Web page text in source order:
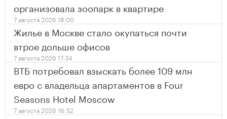
организовала зоопарк в квартире
7 августа 2026 18:00
Жилье в Москве стало окупаться почти
втрое дольше офисов
7 августа 2026 17:34
ВТБ потребовал взыскать более 109 млн
евро с владельца апартаментов в Four
Seasons Hotel Moscow
7 августа 2026 16:52